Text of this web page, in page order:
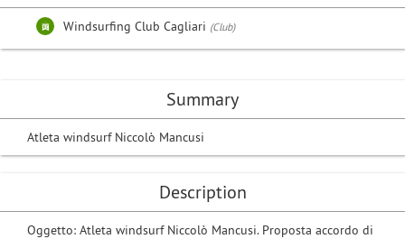
Summary
Atleta windsurf Niccolò Mancusi
Description
Oggetto: Atleta windsurf Niccolò Mancusi. Proposta accordo di
Windsurfing Club Cagliari (Club)